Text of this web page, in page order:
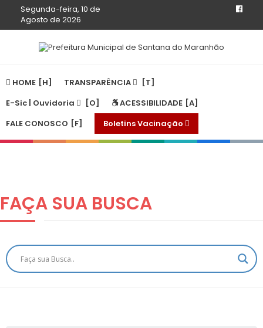
Segunda-feira, 10 de
Agosto de 2026
HOME
TRANSPARÊNCIA
E-Sic | Ouvidoria
ACESSIBILIDADE
FALE CONOSCO
Boletins Vacinação
FAÇA SUA BUSCA